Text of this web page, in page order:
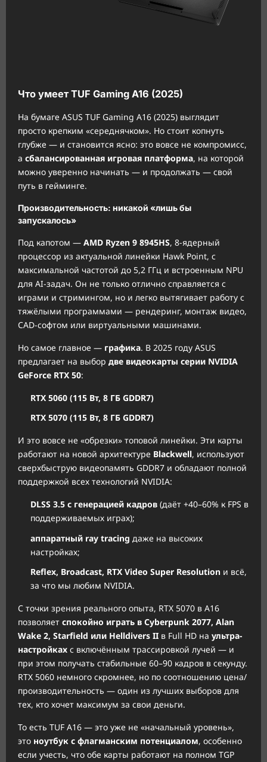
Что умеет TUF Gaming A16 (2025)
На бумаге ASUS TUF Gaming A16 (2025) выглядит
просто крепким «середнячком». Но стоит копнуть
глубже — и становится ясно: это вовсе не компромисс,
а сбалансированная игровая платформа, на которой
можно уверенно начинать — и продолжать — свой
путь в гейминге.
Производительность: никакой «лишь бы
запускалось»
Под капотом — AMD Ryzen 9 8945HS, 8-ядерный
процессор из актуальной линейки Hawk Point, с
максимальной частотой до 5,2 ГГц и встроенным NPU
для AI-задач. Он не только отлично справляется с
играми и стримингом, но и легко вытягивает работу с
тяжёлыми программами — рендеринг, монтаж видео,
CAD-софтом или виртуальными машинами.
Но самое главное — графика. В 2025 году ASUS
предлагает на выбор две видеокарты серии NVIDIA
GeForce RTX 50:
RTX 5060 (115 Вт, 8 ГБ GDDR7)
RTX 5070 (115 Вт, 8 ГБ GDDR7)
И это вовсе не «обрезки» топовой линейки. Эти карты
работают на новой архитектуре Blackwell, используют
сверхбыструю видеопамять GDDR7 и обладают полной
поддержкой всех технологий NVIDIA:
DLSS 3.5 с генерацией кадров (даёт +40–60% к FPS в
поддерживаемых играх);
аппаратный ray tracing даже на высоких
настройках;
Reflex, Broadcast, RTX Video Super Resolution и всё,
за что мы любим NVIDIA.
С точки зрения реального опыта, RTX 5070 в A16
позволяет спокойно играть в Cyberpunk 2077, Alan
Wake 2, Starfield или Helldivers II в Full HD на ультра-
настройках с включённым трассировкой лучей — и
при этом получать стабильные 60–90 кадров в секунду.
RTX 5060 немного скромнее, но по соотношению цена/
производительность — один из лучших выборов для
тех, кто хочет максимум за свои деньги.
То есть TUF A16 — это уже не «начальный уровень»,
это ноутбук с флагманским потенциалом, особенно
если учесть, что обе карты работают на полном TGP